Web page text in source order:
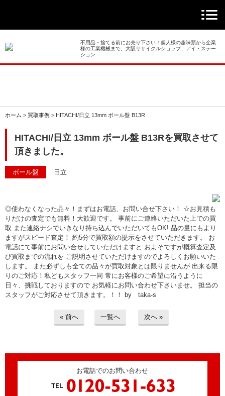
不用品・捨てる前にお売り下さい！個人様の趣味類から企業
様の工業機械まで。大阪リサイクルショップ、アイ・ステー
ション
ホーム > 買取事例 > HITACHI/日立 13mm ボール盤 B13R
HITACHI/日立 13mm ボール盤 B13Rを買取させて
頂きました。
ボール盤 日立
◎使わなくなった品々！まずはお電話、お問い合せ下さい！ ☆お見積も
りだけの査定でも無料！大歓迎です。 事前にご連絡いただいた上での買
取 また連絡ナシでいきなり持ち込んでいただいてもOK! 品の量にもより
ますがスピード査定！ 約5分で買取額の提示をさせていただきます。 お
電話にて事前にお問い合せしていただけますと およそですが概算査定及
び買取までの流れを ご説明させていただけますのでよろしくお願いいた
します。 また必ずしも全ての品々が買取対象とは限りませんが 出来る限
りのご対応！私どもスタッフ一同 常にお客様のご希望に沿うように
日々、挑戦しておりますので お気軽にお問い合わせ下さいませ。 担当の
スタッフがご対応させて頂きます。！！ by taka-s
« 前へ 一覧へ 次へ »
お電話でのお問い合わせ
> 出張買取
> 発送買取
> 遺品整理
> 工場閉鎖に伴う一括整理
> 債務・任意整理担当の弁護士さまへ
> おもちゃ・ホビー・楽器等・マニア
品・コレクターズアイテム
> お問い合わせ